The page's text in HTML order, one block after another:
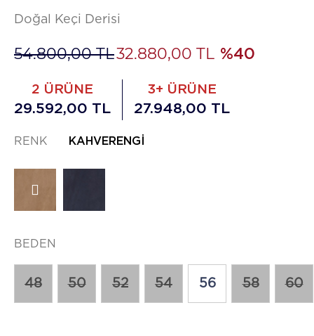
Doğal Keçi Derisi
54.800,00 TL32.880,00 TL %40
2 ÜRÜNE
29.592,00 TL
3+ ÜRÜNE
27.948,00 TL
RENK KAHVERENGI
BEDEN
48 50 52 54 56 58 60